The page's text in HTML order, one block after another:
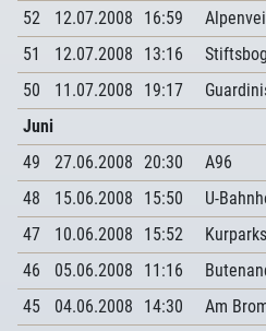
52
12.07.2008 16:59
51
12.07.2008 13:16
50
11.07.2008 19:17
Juni
49
27.06.2008 20:30
A96
48
15.06.2008 15:50
U-
47
10.06.2008 15:52
46
05.06.2008 11:16
45
04.06.2008 14:30
Am